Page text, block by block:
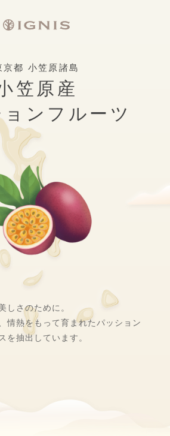
京都 小笠原諸島
笠原産
ンフルーツ
しさのために。
情熱をもって育まれたパッション
を抽出しています。